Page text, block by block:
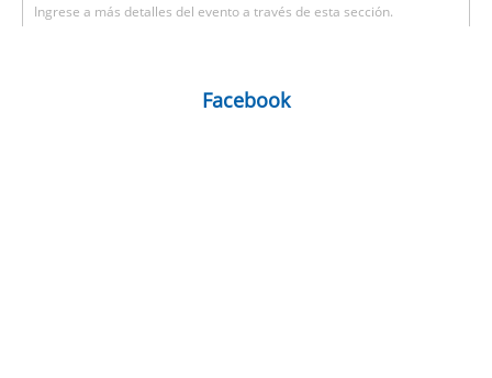
Ingrese a más detalles del evento a través de esta sección.
Facebook